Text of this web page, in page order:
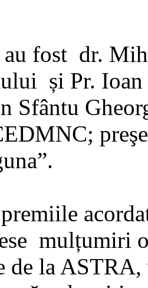
fost dr.
și Pr.
Sfântu
mulțumiri
de la